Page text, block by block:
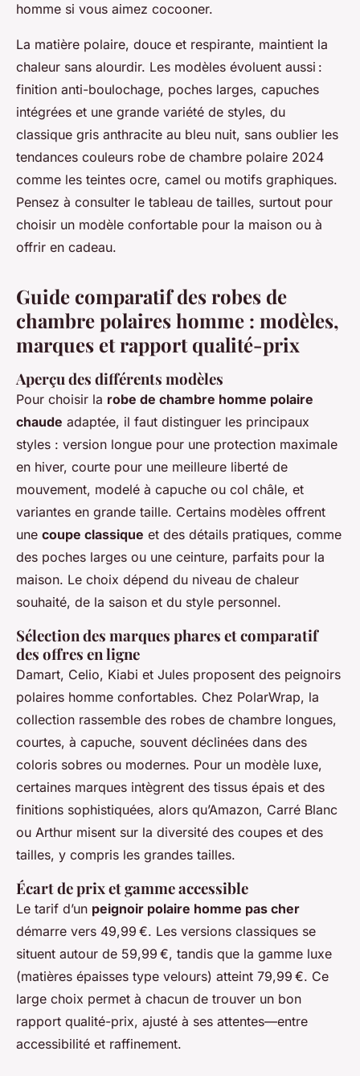
homme si vous aimez cocooner.
La matière polaire, douce et respirante, maintient la
chaleur sans alourdir. Les modèles évoluent aussi :
finition anti-boulochage, poches larges, capuches
intégrées et une grande variété de styles, du
classique gris anthracite au bleu nuit, sans oublier les
tendances couleurs robe de chambre polaire 2024
comme les teintes ocre, camel ou motifs graphiques.
Pensez à consulter le tableau de tailles, surtout pour
choisir un modèle confortable pour la maison ou à
offrir en cadeau.
Guide comparatif des robes de
chambre polaires homme : modèles,
marques et rapport qualité-prix
Aperçu des différents modèles
Pour choisir la robe de chambre homme polaire
chaude adaptée, il faut distinguer les principaux
styles : version longue pour une protection maximale
en hiver, courte pour une meilleure liberté de
mouvement, modelé à capuche ou col châle, et
variantes en grande taille. Certains modèles offrent
une coupe classique et des détails pratiques, comme
des poches larges ou une ceinture, parfaits pour la
maison. Le choix dépend du niveau de chaleur
souhaité, de la saison et du style personnel.
Sélection des marques phares et comparatif
des offres en ligne
Damart, Celio, Kiabi et Jules proposent des peignoirs
polaires homme confortables. Chez PolarWrap, la
collection rassemble des robes de chambre longues,
courtes, à capuche, souvent déclinées dans des
coloris sobres ou modernes. Pour un modèle luxe,
certaines marques intègrent des tissus épais et des
finitions sophistiquées, alors qu’Amazon, Carré Blanc
ou Arthur misent sur la diversité des coupes et des
tailles, y compris les grandes tailles.
Écart de prix et gamme accessible
Le tarif d’un peignoir polaire homme pas cher
démarre vers 49,99 €. Les versions classiques se
situent autour de 59,99 €, tandis que la gamme luxe
(matières épaisses type velours) atteint 79,99 €. Ce
large choix permet à chacun de trouver un bon
rapport qualité-prix, ajusté à ses attentes—entre
accessibilité et raffinement.